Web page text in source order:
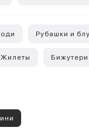
Рубашки и
Жилеты